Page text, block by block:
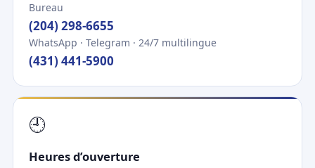
Bureau
(204) 298-6655
WhatsApp · Telegram · 24/7 multilingue
(431) 441-5900
🕘
Heures d’ouverture